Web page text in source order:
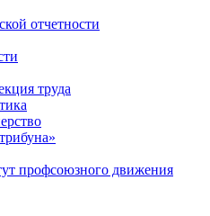
отчетности
труда
профсоюзного движения